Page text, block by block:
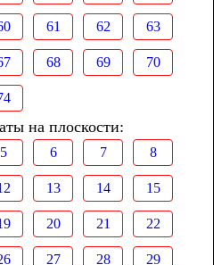
61 62 63
68 69 70
на плоскости:
5 6 7 8
13 14 15
20 21 22
27 28 29